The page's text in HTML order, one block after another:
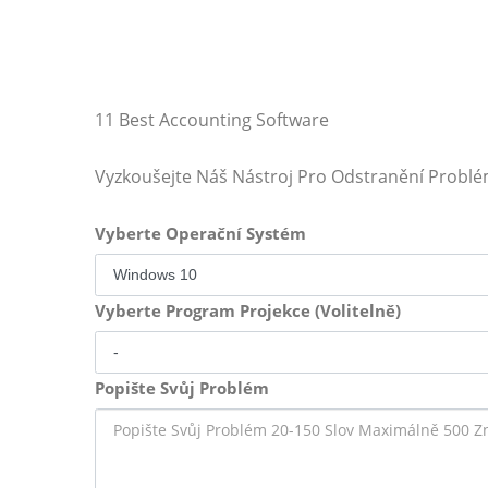
11 Best Accounting Software
Vyzkoušejte Náš Nástroj Pro Odstranění
Vyberte Operační Systém
Vyberte Program Projekce (Volitelně)
Popište Svůj Problém